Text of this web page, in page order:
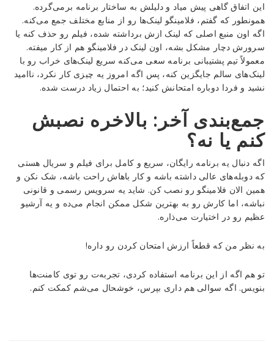
این اتفاق گاهی پیش میاد و دلیلش به ساختار برنامه برمی‌گرده.
همونطور که گفتم، فلامینگو لینک‌ها رو از منابع مختلف جمع می‌کنه.
اگه اون منبع اصلی که لینک ازش برداشته شده، فیلم رو حذف کنه یا
سرورش دچار مشکل بشه، اون لینک در فلامینگو هم از کار میفته.
معمولاً تیم پشتیبانی برنامه سعی می‌کنه سریع لینک‌های خراب رو با
لینک‌های سالم جایگزین کنه، پس اگه امروز یه چیزی کار نکرد، ناامید
نشید و فردا دوباره امتحانش کنید؛ به احتمال زیاد درست شده.
جمع‌بندی آخر: بالاخره نصبش
کنم یا نه؟
اگه دنبال یه برنامه رایگان، سریع و کامل برای فیلم و سریال هستی
که دوبله‌های عالی داشته باشه و کار باهاش راحت باشه، شک نکن و
همین الان فلامینگو رو نصب کن. شاید یه سرویس رسمی و قانونی
نباشه، اما کارش رو به بهترین شکل ممکن انجام می‌ده و یه آرشیو
عظیم رو در اختیارت می‌ذاره.
به نظر من که قطعاً ارزش امتحان کردن رو داره!
تو هم اگه از این برنامه استفاده کردی، تجربه‌ت رو توی کامنت‌ها
بنویس. اگه سوالی هم داری بپرس، خوشحال می‌شم کمکت کنم.